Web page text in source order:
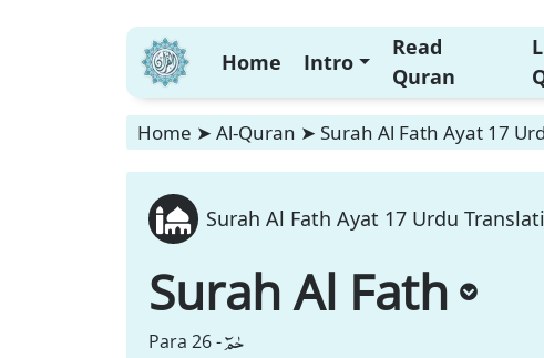
Home Intro
Read
Quran
Home ➤ Al-Quran ➤ Surah Al Fath Ayat 17
Surah Al Fath Ayat 17 Urdu
Surah Al Fath
Para 26 -حٰمٓ